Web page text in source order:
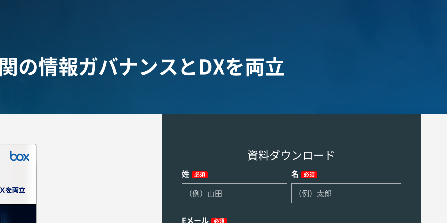
の情報ガバナンスとDXを両立
資料ダウンロード
姓 必須 名 必須
Eメール 必須